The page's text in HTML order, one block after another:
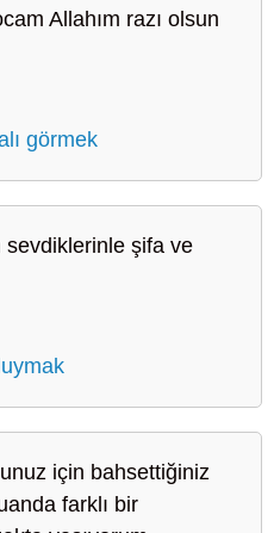
Allahım razı olsun
görmek
sevdiklerinle şifa ve
için bahsettiğiniz
farklı bir